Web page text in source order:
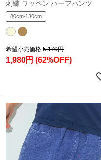
刺繍 ワッペン ハーフパンツ
80cm-130cm
希望小売価格 5,170円
1,980円 (62%OFF)